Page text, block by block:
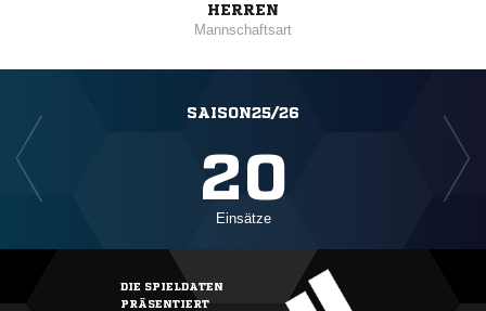
HERREN
Mannschaftsart
SAISON25/26
20
Einsätze
DIE SPIELDATEN
PRÄSENTIERT